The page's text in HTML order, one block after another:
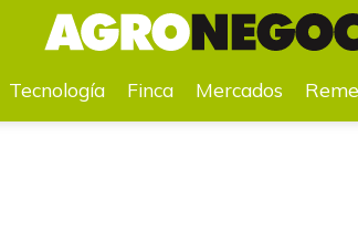
de diferentes fincas en Colombia
Tecnología Finca Mercados